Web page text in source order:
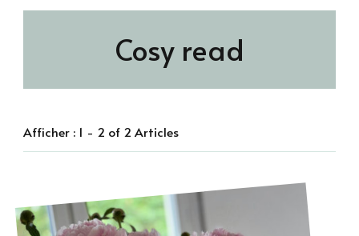
Cosy read
Afficher : 1 - 2 of 2 Articles